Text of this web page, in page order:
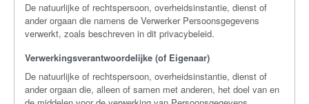
De natuurlijke of rechtspersoon, overheidsinstantie, dienst of
ander orgaan die namens de Verwerker Persoonsgegevens
verwerkt, zoals beschreven in dit privacybeleid.
Verwerkingsverantwoordelijke (of Eigenaar)
De natuurlijke of rechtspersoon, overheidsinstantie, dienst of
ander orgaan die, alleen of samen met anderen, het doel van en